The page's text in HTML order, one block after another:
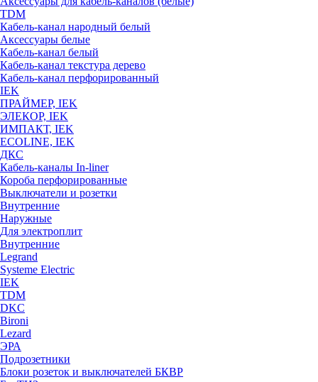
TDM
Кабель-канал народный белый
Аксессуары белые
Кабель-канал белый
Кабель-канал текстура дерево
Кабель-канал перфорированный
IEK
ПРАЙМЕР, IEK
ЭЛЕКОР, IEK
ИМПАКТ, IEK
ECOLINE, IEK
ДКС
Кабель-каналы In-liner
Короба перфорированные
Выключатели и розетки
Внутренние
Наружные
Для электроплит
Внутренние
Legrand
Systeme Electric
IEK
TDM
DKC
Bironi
Lezard
ЭРА
Подрозетники
Блоки розеток и выключателей БКВР